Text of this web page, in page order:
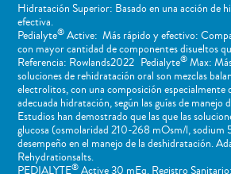
Hidratación Superior: Basado en una acción de
efectiva.
Pedialyte®Active: Más rápido y efectivo:
con mayor cantidad de componentes disueltos
Referencia: Rowlands2022 Pedialyte®Max:
soluciones de rehidratación oral son mezclas
electrolitos, con una composición especialmente
adecuada hidratación, según las guías de manejo
Estudios han demostrado que las que las
glucosa (osmolaridad 210-268 mOsm/l, sodium
desempeño en el manejo de la deshidratación.
Rehydrationsalts.
®